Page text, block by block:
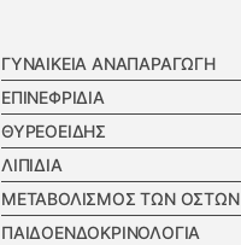
ΓΥΝΑΙΚΕΙΑ ΑΝΑΠΑΡΑΓΩΓΗ
ΕΠΙΝΕΦΡΙΔΙΑ
ΘΥΡΕΟΕΙΔΗΣ
ΛΙΠΙΔΙΑ
ΜΕΤΑΒΟΛΙΣΜΟΣ ΤΩΝ ΟΣΤΩΝ
ΠΑΙΔΟΕΝΔΟΚΡΙΝΟΛΟΓΙΑ